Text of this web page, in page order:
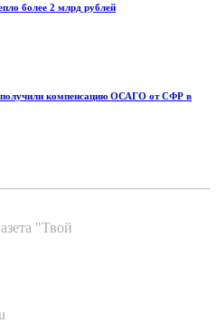
более 2 млрд рублей
получили компенсацию ОСАГО от СФР в
"Твой